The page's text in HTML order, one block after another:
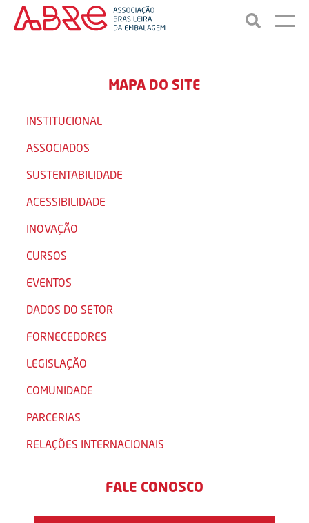
MAPA DO SITE
INSTITUCIONAL
ASSOCIADOS
SUSTENTABILIDADE
ACESSIBILIDADE
INOVAÇÃO
CURSOS
EVENTOS
DADOS DO SETOR
FORNECEDORES
LEGISLAÇÃO
COMUNIDADE
PARCERIAS
RELAÇÕES INTERNACIONAIS
FALE CONOSCO